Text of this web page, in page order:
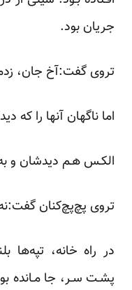
جریان بود.
تروی گفت:آخ جان،
اما ناگهان آنها را
الکـس هـم دیدشان
تروی پچ‌پچ‌کنان
در راه خانه، تپه‌ها
پشـت سـر، جا‌